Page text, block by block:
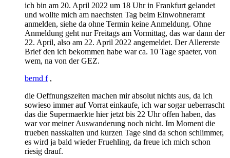
ich bin am 20. April 2022 um 18 Uhr in Frankfurt gelandet
und wollte mich am naechsten Tag beim Einwohneramt
anmelden, siehe da ohne Termin keine Anmeldung. Ohne
Anmeldung geht nur Freitags am Vormittag, das war dann der
22. April, also am 22. April 2022 angemeldet. Der Allererste
Brief den ich bekommen habe war ca. 10 Tage spaeter, von
wem, na von der GEZ.
bernd f,
die Oeffnungszeiten machen mir absolut nichts aus, da ich
sowieso immer auf Vorrat einkaufe, ich war sogar ueberrascht
das die Supermaerkte hier jetzt bis 22 Uhr offen haben, das
war vor meiner Auswanderung noch nicht. Im Moment die
trueben nasskalten und kurzen Tage sind da schon schlimmer,
es wird ja bald wieder Fruehling, da freue ich mich schon
riesig drauf.